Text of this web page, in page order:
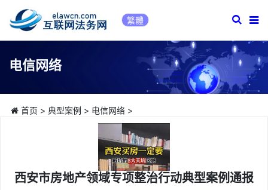
繁體
电信网络
首页 > 典型案例 > 电信网络>
西安市房地产领域专项整治行动典型案例通报